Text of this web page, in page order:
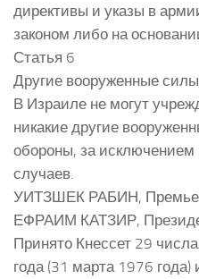
директивы и указы в
законом либо на
Статья 6
Другие вооруженные силы
В Израиле не могут
никакие другие
обороны, за
случаев.
УИТЗШЕК РАБИН,
ЕФРАИМ КАТЗИР,
Принято Кнессет 29
года (31 марта 1976